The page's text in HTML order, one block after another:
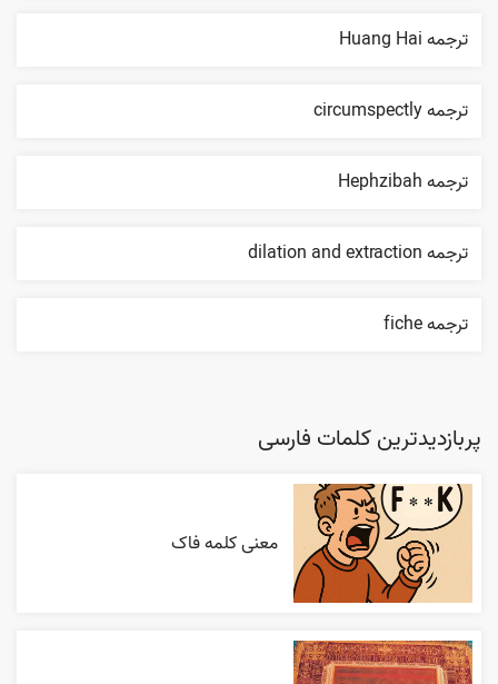
ترجمه Huang Hai
ترجمه circumspectly
ترجمه Hephzibah
ترجمه dilation and extraction
ترجمه fiche
پربازدیدترین کلمات فارسی
معنی کلمه فاک